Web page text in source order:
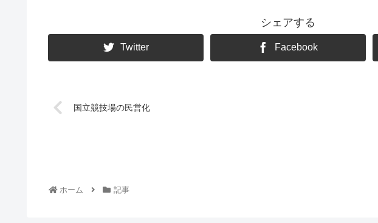
シェアする
Twitter Facebook
国立競技場の民営化
ホーム 記事